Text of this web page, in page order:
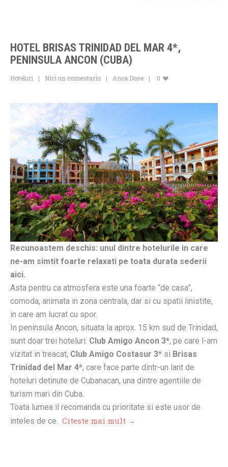
HOTEL BRISAS TRINIDAD DEL MAR 4*,
PENINSULA ANCON (CUBA)
Hoteluri Nici un comentariu Anca Duse 0
Recunoastem deschis: unul dintre hotelurile in care
ne-am simtit foarte relaxati pe toata durata sederii
aici.
Asta pentru ca atmosfera este una foarte “de casa”,
comoda, animata in zona centrala, dar si cu spatii linistite,
in care am lucrat cu spor.
In peninsula Ancon, situata la aprox. 15 km sud de Trinidad,
sunt doar trei hoteluri: Club Amigo Ancon 3*, pe care l-am
vizitat in treacat, Club Amigo Costasur 3* si Brisas
Trinidad del Mar 4*, care face parte dintr-un lant de
hoteluri detinute de Cubanacan, una dintre agentiile de
turism mari din Cuba.
Toata lumea il recomanda cu prioritate si este usor de
inteles de ce. Citeste mai mult →